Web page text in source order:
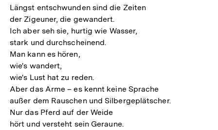
Längst entschwunden sind die Zeiten
der Zigeuner, die gewandert.
Ich aber seh sie, hurtig wie Wasser,
stark und durchscheinend.
Man kann es hören,
wie's wandert,
wie's Lust hat zu reden.
Aber das Arme – es kennt keine Sprache
außer dem Rauschen und Silbergeplätscher.
Nur das Pferd auf der Weide
hört und versteht sein Geraune.